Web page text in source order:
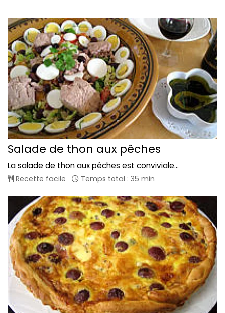
Salade de thon aux pêches
La salade de thon aux pêches est conviviale...
Recette facile Temps total : 35 min